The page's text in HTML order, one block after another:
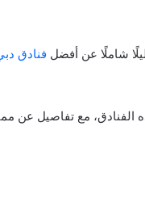
شاملًا عن أفضل فنادق
الفنادق، مع تفاصيل عن